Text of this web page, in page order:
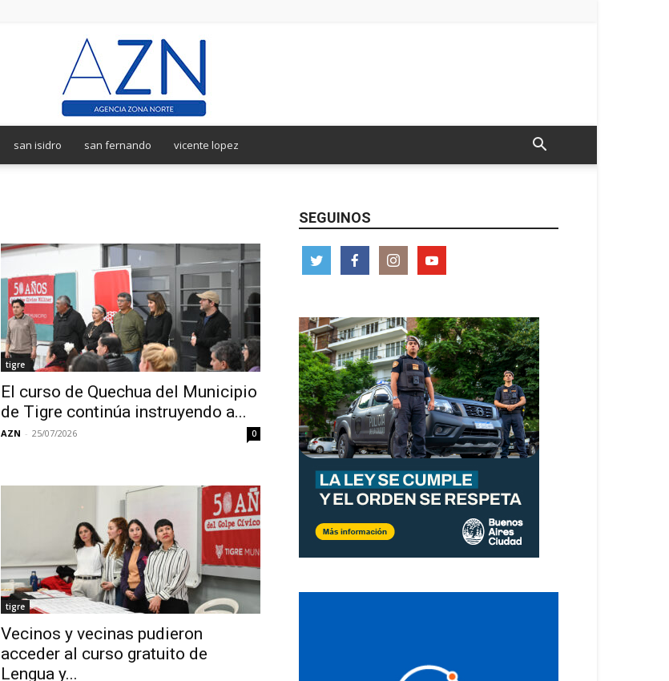
Zona
san isidro san fernando vicente lopez
tigre
El curso de Quechua del Municipio
de Tigre continúa instruyendo a...
AZN - 25/07/2026 0
tigre
Vecinos y vecinas pudieron
acceder al curso gratuito de
Lengua y...
SEGUINOS